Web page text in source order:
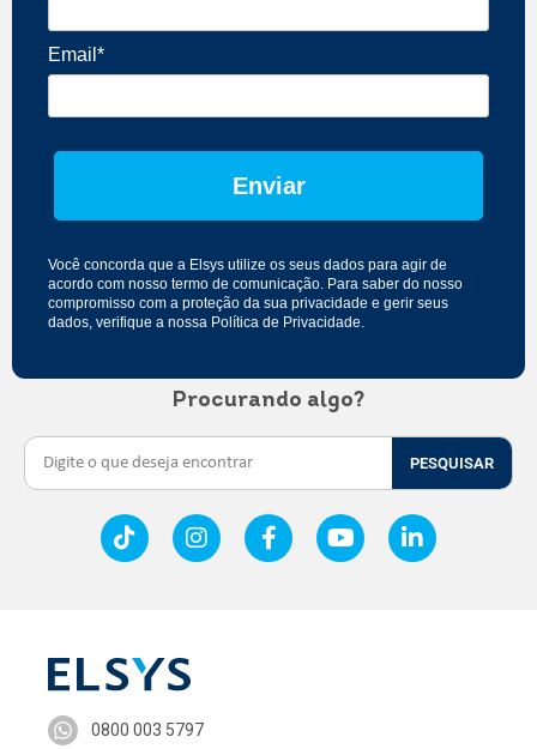
Email*
Enviar
Você concorda que a Elsys utilize os seus dados para agir de
acordo com nosso termo de comunicação. Para saber do nosso
compromisso com a proteção da sua privacidade e gerir seus
dados, verifique a nossa Política de Privacidade.
Procurando algo?
PESQUISAR
0800 003 5797